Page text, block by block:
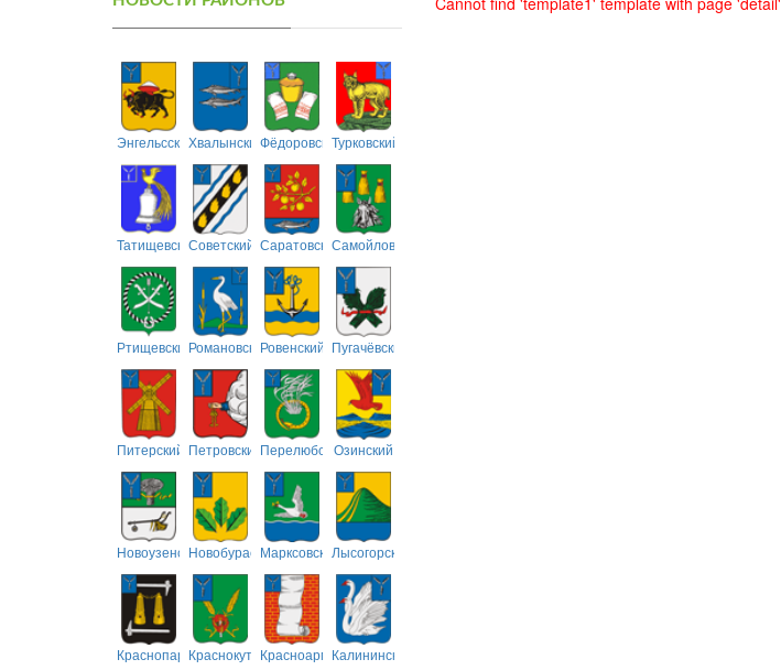
ЭнгельсскийХвалынскийФёдоровскийТурковский
ТатищевскийСоветский СаратовскийСамойловский
РтищевскийРомановскийРовенский Пугачёвский
Питерский ПетровскийПерелюбскийОзинский
НовоузенскийНовобурасскийМарксовскийЛысогорский
Краснопартизанский
КраснокутскийКрасноармейский
Калининский